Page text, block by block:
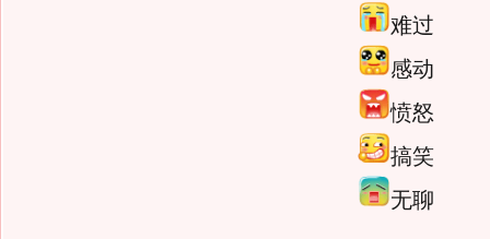
难过
感动
愤怒
搞笑
无聊